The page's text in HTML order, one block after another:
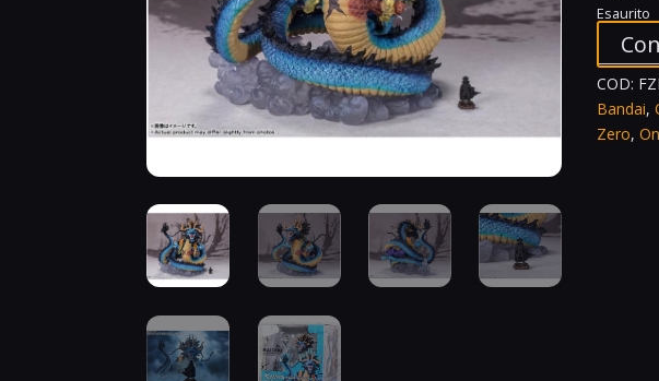
Esaurito
COD:
Bandai,
Zero,